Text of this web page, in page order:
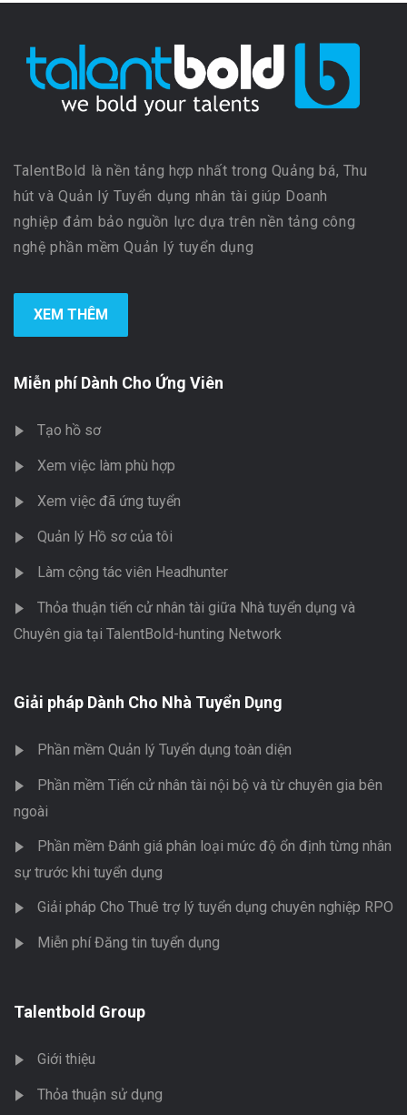
TalentBold là nền tảng hợp nhất trong Quảng bá, Thu
hút và Quản lý Tuyển dụng nhân tài giúp Doanh
nghiệp đảm bảo nguồn lực dựa trên nền tảng công
nghệ phần mềm Quản lý tuyển dụng
XEM THÊM
Miễn phí Dành Cho Ứng Viên
Tạo hồ sơ
Xem việc làm phù hợp
Xem việc đã ứng tuyển
Quản lý Hồ sơ của tôi
Làm cộng tác viên Headhunter
Thỏa thuận tiến cử nhân tài giữa Nhà tuyển dụng và
Chuyên gia tại TalentBold-hunting Network
Giải pháp Dành Cho Nhà Tuyển Dụng
Phần mềm Quản lý Tuyển dụng toàn diện
Phần mềm Tiến cử nhân tài nội bộ và từ chuyên gia bên
ngoài
Phần mềm Đánh giá phân loại mức độ ổn định từng nhân
sự trước khi tuyển dụng
Giải pháp Cho Thuê trợ lý tuyển dụng chuyên nghiệp RPO
Miễn phí Đăng tin tuyển dụng
Talentbold Group
Giới thiệu
Thỏa thuận sử dụng